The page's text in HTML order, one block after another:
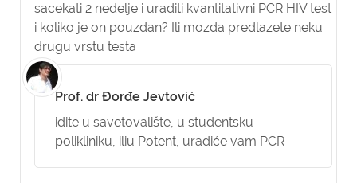
sacekati 2 nedelje i uraditi kvantitativni PCR HIV test
i koliko je on pouzdan? Ili mozda predlazete neku
drugu vrstu testa
Prof. dr Đorđe Jevtović
idite u savetovalište, u studentsku
polikliniku, iliu Potent, uradiće vam PCR